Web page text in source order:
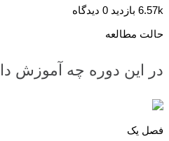
6.57k بازدید
حالت مطالعه
در این دوره چه آموزش
فصل یک